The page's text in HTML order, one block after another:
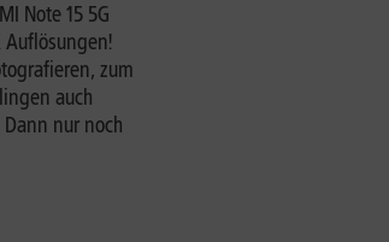
Note 15 5G
Auflösungen!
zum
auch
nur noch